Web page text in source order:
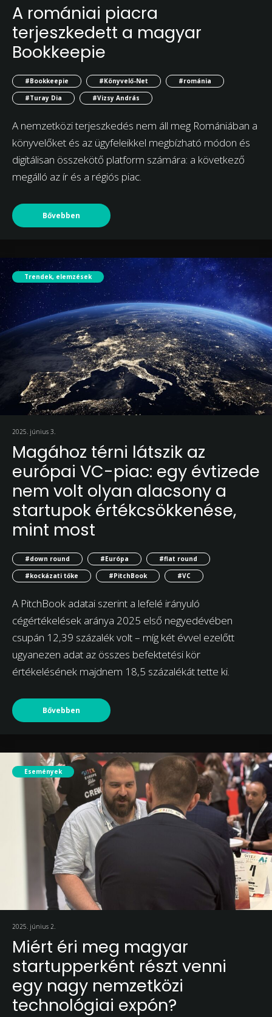
A romániai piacra
terjeszkedett a magyar
Bookkeepie
#Bookkeepie #Könyvelő-Net
#románia
#Turay Dia
#Vizsy András
A nemzetközi terjeszkedés nem áll meg Romániában a
könyvelőket és az ügyfeleikkel megbízható módon és
digitálisan összekötő platform számára: a következő
megálló az ír és a régiós piac.
Bővebben
Trendek, elemzések
2025. június 3.
Magához térni látszik az
európai VC-piac: egy évtizede
nem volt olyan alacsony a
startupok értékcsökkenése,
mint most
#down round #Európa
#flat round
#kockázati tőke
#PitchBook #VC
A PitchBook adatai szerint a lefelé irányuló
cégértékelések aránya 2025 első negyedévében
csupán 12,39 százalék volt – míg két évvel ezelőtt
ugyanezen adat az összes befektetési kör
értékelésének majdnem 18,5 százalékát tette ki.
Bővebben
Események
2025. június 2.
Miért éri meg magyar
startupperként részt venni
egy nagy nemzetközi
technológiai expón?